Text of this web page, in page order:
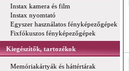
Instax kamera és film
Instax nyomtató
Egyszer használatos fényképezőgépek
Fixfókuszos fényképezőgépek
Kiegészítők, tartozékok
Memóriakártyák és háttértárak